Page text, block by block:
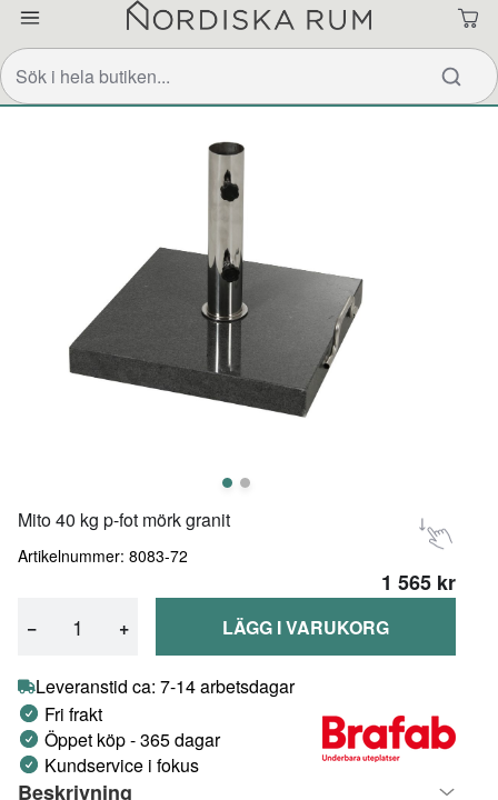
Mito 40 kg p-fot mörk granit
Artikelnummer: 8083-72
1 565 kr
− + LÄGG I VARUKORG
Leveranstid ca: 7-14 arbetsdagar
Fri frakt
Öppet köp - 365 dagar
Kundservice i fokus
Beskrivning